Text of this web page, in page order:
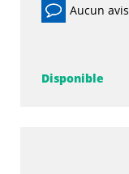
Aucun avis
Disponible